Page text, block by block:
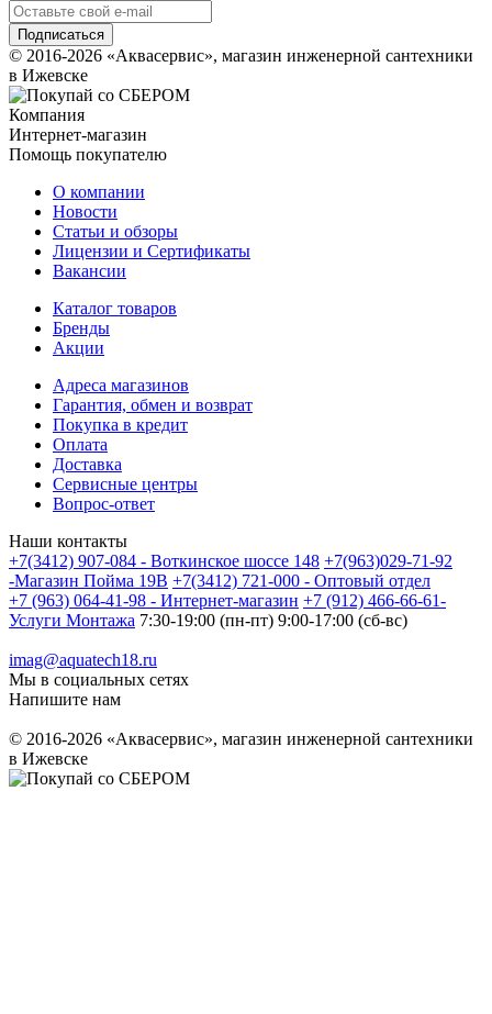
© 2016-2026 «Аквасервис», магазин инженерной сантехники
в Ижевске
Компания
Интернет-магазин
Помощь покупателю
О компании
Новости
Статьи и обзоры
Лицензии и Сертификаты
Вакансии
Каталог товаров
Бренды
Акции
Адреса магазинов
Гарантия, обмен и возврат
Покупка в кредит
Оплата
Доставка
Сервисные центры
Вопрос-ответ
Наши контакты
+7(3412) 907-084 - Воткинское шоссе 148 +7(963)029-71-92
-Магазин Пойма 19В +7(3412) 721-000 - Оптовый отдел
+7 (963) 064-41-98 - Интернет-магазин +7 (912) 466-66-61-
Услуги Монтажа 7:30-19:00 (пн-пт) 9:00-17:00 (сб-вс)
imag@aquatech18.ru
Мы в социальных сетях
Напишите нам
© 2016-2026 «Аквасервис», магазин инженерной сантехники
в Ижевске